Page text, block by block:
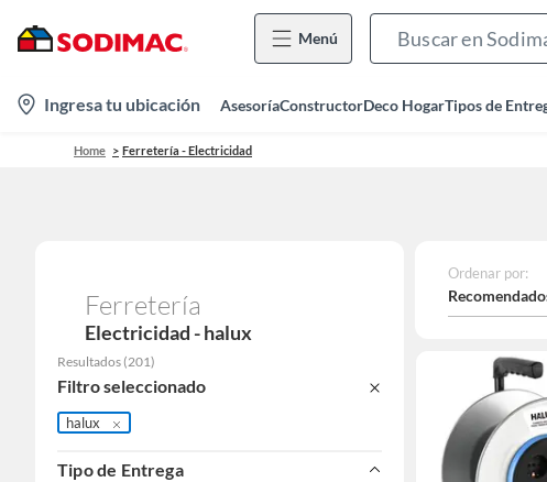
Menú
location-
icon
Ingresa tu ubicación AsesoríaConstructorDeco HogarTipos de
Home Ferretería - Electricidad
Ferretería
Electricidad - halux
Resultados (201)
Filtro seleccionado
halux
Tipo de Entrega
Ordenar por: